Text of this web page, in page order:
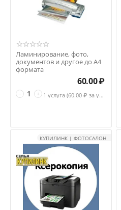
Ламинирование, фото,
документов и другое до А4
формата
+
−
60.00₽
1 услуга (60.00 ₽ за услуга)
КУПИЛИНК | ФОТОСАЛОН